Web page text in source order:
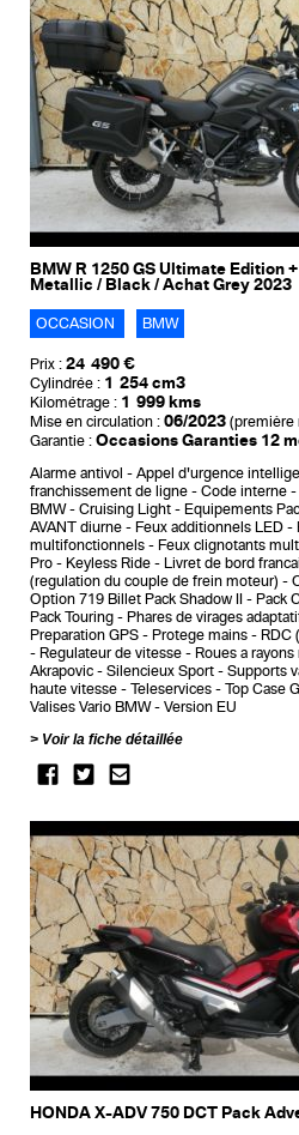
BMW R 1250 GS Ultimate Edition
Metallic / Black / Achat Grey 2023
OCCASION BMW
Prix : 24 490 €
Cylindrée : 1 254 cm3
Kilométrage : 1 999 kms
Mise en circulation : 06/2023 (première
Garantie : Occasions Garanties 12
Alarme antivol Appel d'urgence
franchissement de ligne
Code interne
BMW
Cruising Light Equipements
AVANT diurne
Feux additionnels LED
multifonctionnels
Feux clignotants
Pro
Keyless Ride Livret de bord
(regulation du couple de frein moteur)
Option 719 Billet Pack Shadow II
Pack
Pack Touring
Phares de virages
Preparation GPS
Protege mains
RDC
Regulateur de vitesse
Roues a
Akrapovic
Silencieux Sport Supports
haute vitesse
Teleservices Top Case
Valises Vario BMW
Version EU
Voir la fiche détaillée
HONDA X-ADV 750 DCT Pack